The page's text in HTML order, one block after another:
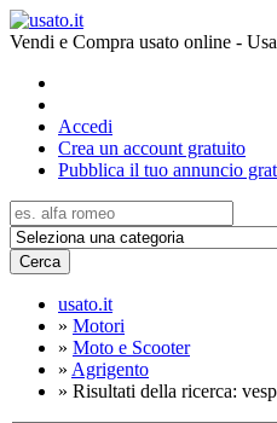
Vendi e Compra usato online -
Accedi
Crea un account gratuito
Pubblica il tuo annuncio
Cerca
usato.it
» Motori
» Moto e Scooter
» Agrigento
» Risultati della ricerca: